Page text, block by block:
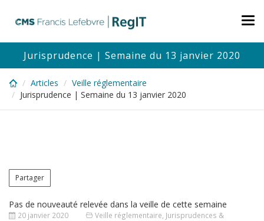
content
Jurisprudence | Semaine du 13 janvier 2020
Articles
Veille réglementaire
Jurisprudence | Semaine du 13 janvier 2020
Partager
Pas de nouveauté relevée dans la veille de cette semaine
20 janvier 2020 Veille réglementaire Jurisprudences &